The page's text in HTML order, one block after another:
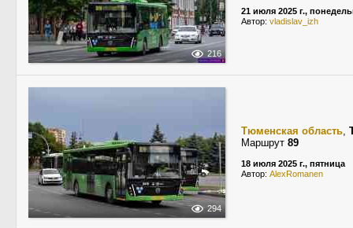
216
21 июля 2025 г.,
Автор: vladislav_izh
294
Тюменская область,
Маршрут 89
18 июля 2025 г., пятница
Автор: AlexRomanen